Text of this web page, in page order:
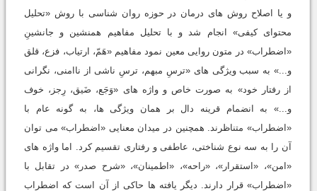
و یا اصلاح روش های درمان در حوزه روان شناسی با روش «تحلیل
محتوای کیفی» انجام شد و با تحلیل مفاهیم همنشین و جانشینِ
«اضطراب» در متون روایی معین نمود مفاهیم «هَمّ، ارتیاب، فزع، قلق
و...» به سبب ویژگی های «ترسِ مبهم، ترسِ ناشی از ناامنی، نگرانی
از رفتار خود» به صورت خاص و واژه های «وَجَع، ضَیق، رِجز، خوف
و...» به انضمام قرینه دال بر همان ویژگی ها، به گونه عام با
«اضطراب» متناظرند. همچنین در میدان معنایی «اضطراب» می توان
آن را به سه نوع شناختی، عاطفی و رفتاری تقسیم کرد. اما واژه های
«امن»، «استقرار»، «راحه»، «اطمینان»، «شرح صدر» در تقابل با
«اضطراب» قرار دارند. دیگر یافته ها حاکی از آن است که اضطراب